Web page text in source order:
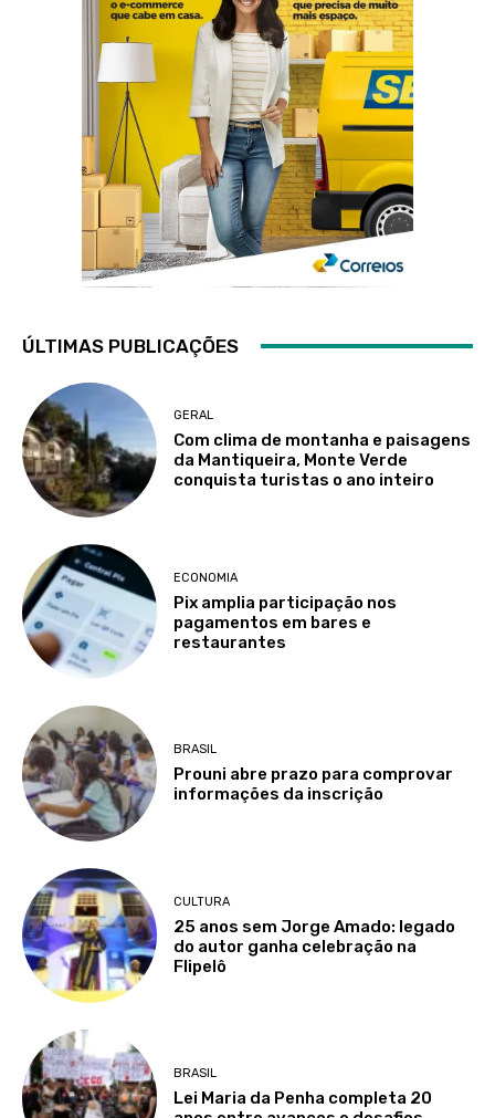
ÚLTIMAS PUBLICAÇÕES
GERAL
Com clima de montanha e paisagens
da Mantiqueira, Monte Verde
conquista turistas o ano inteiro
ECONOMIA
Pix amplia participação nos
pagamentos em bares e
restaurantes
BRASIL
Prouni abre prazo para comprovar
informações da inscrição
CULTURA
25 anos sem Jorge Amado: legado
do autor ganha celebração na
Flipelô
BRASIL
Lei Maria da Penha completa 20